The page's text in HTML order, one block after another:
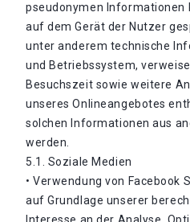
pseudonymen Informationen
auf dem Gerät der Nutzer
unter anderem technische
und Betriebssystem,
Besuchszeit sowie weitere
unseres Onlineangebotes
solchen Informationen aus
werden.
5.1. Soziale Medien
• Verwendung von Facebook
auf Grundlage unserer